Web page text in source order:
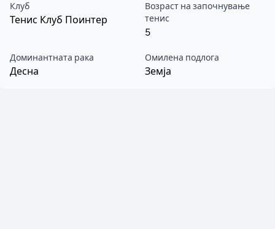
Клуб
Тенис Клуб Поинтер
Возраст на започнување
тенис
5
Доминантната рака
Десна
Омилена подлога
Земја